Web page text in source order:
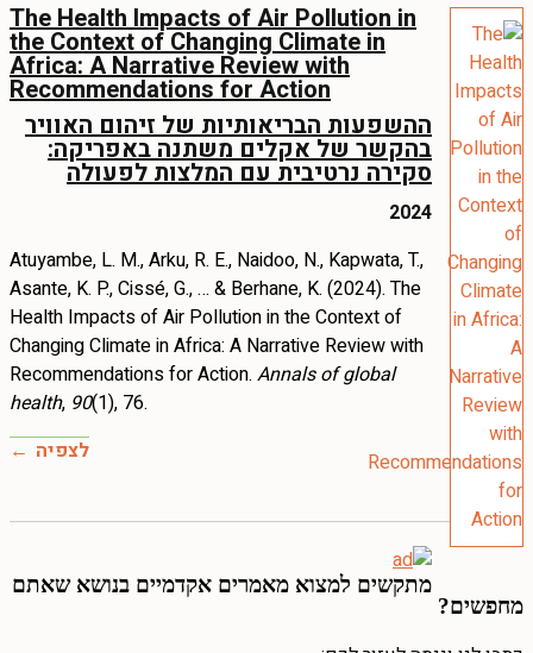
The Health Impacts of Air Pollution in
the Context of Changing Climate in
Africa: A Narrative Review with
Recommendations for Action
ההשפעות הבריאותיות של זיהום האוויר
בהקשר של אקלים משתנה באפריקה:
סקירה נרטיבית עם המלצות לפעולה
2024
Atuyambe, L. M., Arku, R. E., Naidoo, N., Kapwata, T.,
Asante, K. P., Cissé, G., … & Berhane, K. (2024). The
Health Impacts of Air Pollution in the Context of
Changing Climate in Africa: A Narrative Review with
Recommendations for Action. Annals of global
health, 90(1), 76.
לצפיה
מתקשים למצוא מאמרים אקדמיים בנושא שאתם
מחפשים?